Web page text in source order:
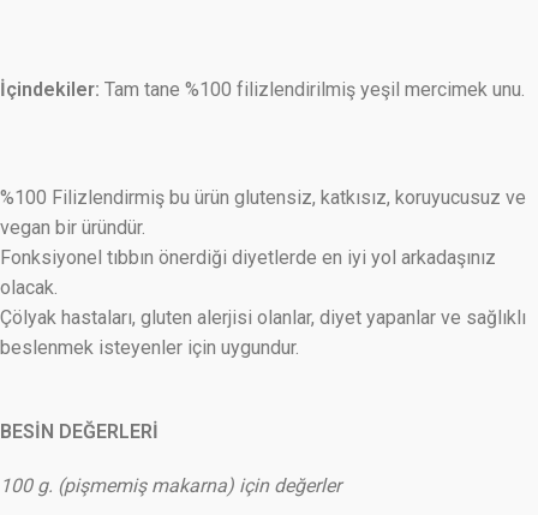
İçindekiler: Tam tane %100 filizlendirilmiş yeşil mercimek unu.
%100 Filizlendirmiş bu ürün glutensiz, katkısız, koruyucusuz ve
vegan bir üründür.
Fonksiyonel tıbbın önerdiği diyetlerde en iyi yol arkadaşınız
olacak.
Çölyak hastaları, gluten alerjisi olanlar, diyet yapanlar ve sağlıklı
beslenmek isteyenler için uygundur.
BESİN DEĞERLERİ
100 g. (pişmemiş makarna) için değerler